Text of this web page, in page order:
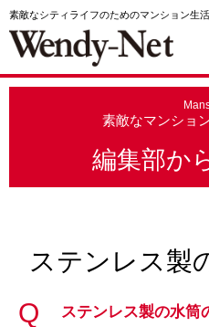
素敵なシティライフのためのマンション生
素敵なマンショ
編集部か
ステンレス製
ステンレス製の水筒